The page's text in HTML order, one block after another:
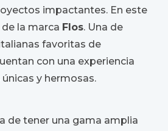
impactantes. En este
la marca Flos. Una de
favoritas de
con una experiencia
y hermosas.
de tener una gama amplia